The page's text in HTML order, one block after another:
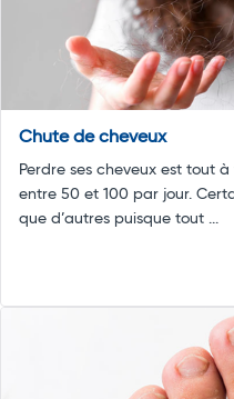
Chute de cheveux
Perdre ses cheveux est tout
entre 50 et 100 par jour.
que d’autres puisque tout ...